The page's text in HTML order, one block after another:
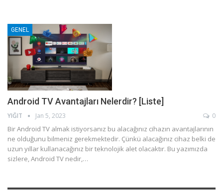
GENEL
Android TV Avantajları Nelerdir? [Liste]
YIĞIT Jan 5, 2023 0
Bir Android TV almak istiyorsanız bu alacağınız cihazın avantajlarının
ne olduğunu bilmeniz gerekmektedir. Çünkü alacağınız cihaz belki de
uzun yıllar kullanacağınız bir teknolojik alet olacaktır. Bu yazımızda
sizlere, Android TV nedir,…